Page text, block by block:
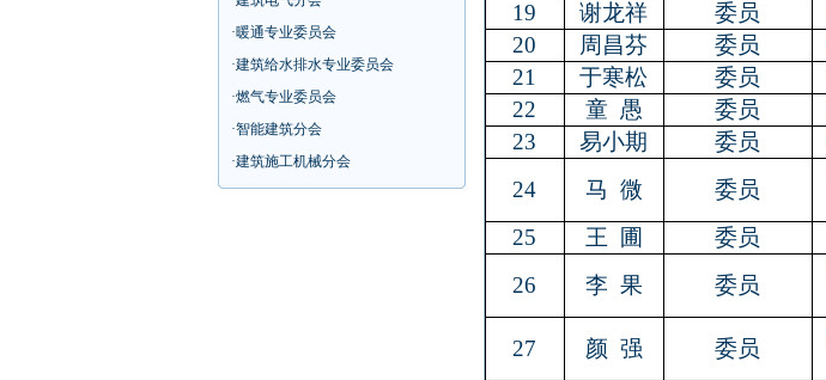
·暖通专业委员会
·建筑给水排水专业委员会
·燃气专业委员会
·智能建筑分会
·建筑施工机械分会
19
谢龙祥 委员
20
周昌芬 委员
21
于寒松 委员
22
童 愚 委员
23
易小期 委员
24
马 微 委员
25
王 圃 委员
26
李 果 委员
27 颜 强 委员